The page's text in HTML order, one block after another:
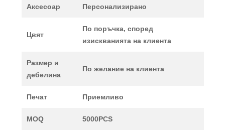
Аксесоар Персонализирано
Цвят
По поръчка, според
изискванията на клиента
Размер и
дебелина
По желание на клиента
Печат Приемливо
MOQ 5000PCS